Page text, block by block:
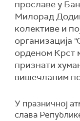
прославе у
Милорад
колективе и
организација
орденом Крст
признати
вишечланим
У празничној
слава